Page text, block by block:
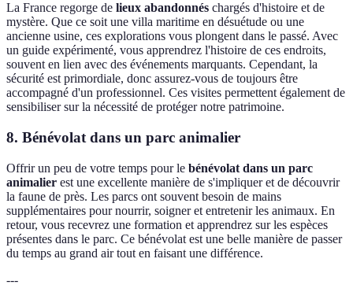
La France regorge de lieux abandonnés chargés d'histoire et de
mystère. Que ce soit une villa maritime en désuétude ou une
ancienne usine, ces explorations vous plongent dans le passé. Avec
un guide expérimenté, vous apprendrez l'histoire de ces endroits,
souvent en lien avec des événements marquants. Cependant, la
sécurité est primordiale, donc assurez-vous de toujours être
accompagné d'un professionnel. Ces visites permettent également de
sensibiliser sur la nécessité de protéger notre patrimoine.
8. Bénévolat dans un parc animalier
Offrir un peu de votre temps pour le bénévolat dans un parc
animalier est une excellente manière de s'impliquer et de découvrir
la faune de près. Les parcs ont souvent besoin de mains
supplémentaires pour nourrir, soigner et entretenir les animaux. En
retour, vous recevrez une formation et apprendrez sur les espèces
présentes dans le parc. Ce bénévolat est une belle manière de passer
du temps au grand air tout en faisant une différence.
---